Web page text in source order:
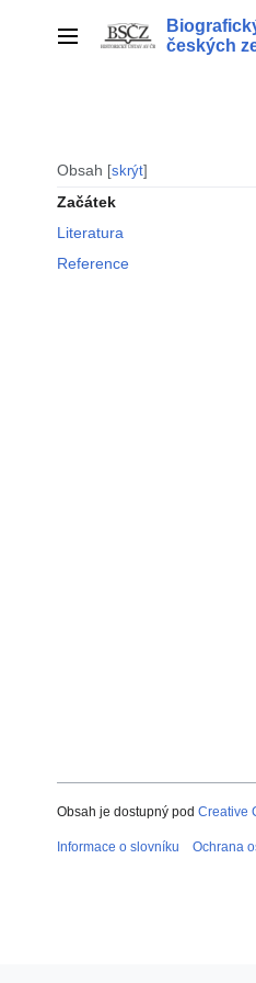
Hlavní menučeských
Obsah skrýt
Začátek
Literatura
Reference
Obsah je dostupný pod Creative
Informace o slovníku Ochrana